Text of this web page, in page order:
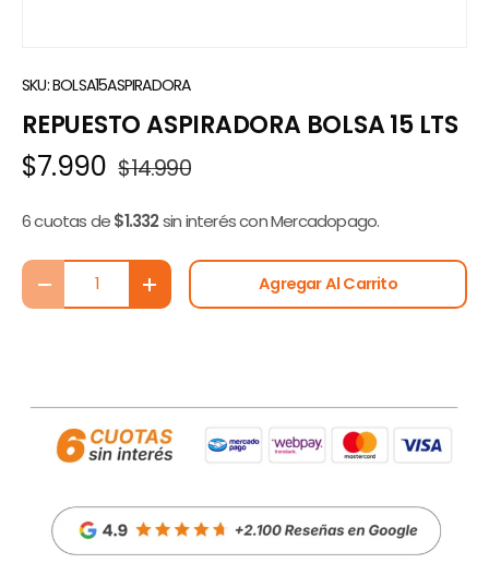
SKU:BOLSA15ASPIRADORA
REPUESTO ASPIRADORA BOLSA 15 LTS
$7.990 $14.990
6 cuotas de$1.332sin interés con Mercadopago.
Cant.
-
+ Agregar Al Carrito